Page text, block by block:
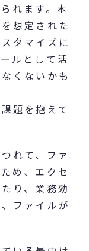
れます。本
想定された
タマイズに
ルとして活
くないかも
題を抱えて
れて、ファ
め、エクセ
り、業務効
ファイルが